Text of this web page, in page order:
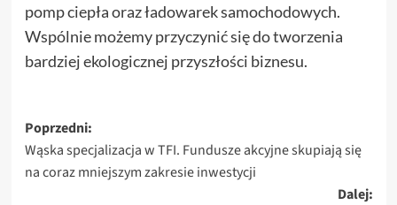
pomp ciepła oraz ładowarek samochodowych.
Wspólnie możemy przyczynić się do tworzenia
bardziej ekologicznej przyszłości biznesu.
Zobacz
wpisy
Poprzedni:
Wąska specjalizacja w TFI. Fundusze akcyjne skupiają się
na coraz mniejszym zakresie inwestycji
Dalej: